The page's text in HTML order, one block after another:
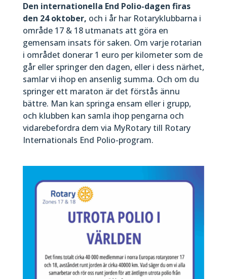
Den internationella End Polio-dagen firas
den 24 oktober, och i år har Rotaryklubbarna i
område 17 & 18 utmanats att göra en
gemensam insats för saken. Om varje rotarian
i området donerar 1 euro per kilometer som de
går eller springer den dagen, eller i dess närhet,
samlar vi ihop en ansenlig summa. Och om du
springer ett maraton är det förstås ännu
bättre. Man kan springa ensam eller i grupp,
och klubben kan samla ihop pengarna och
vidarebefordra dem via MyRotary till Rotary
Internationals End Polio-program.